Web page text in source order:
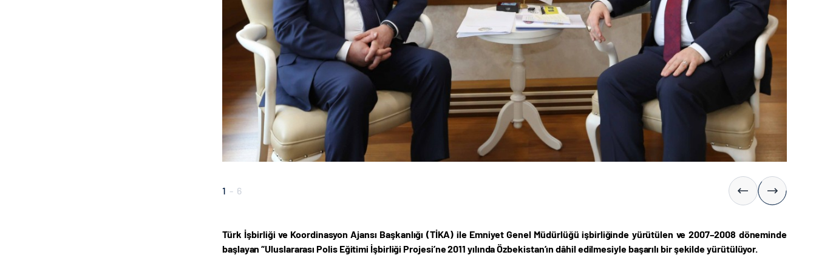
1 - 6
Türk İşbirliği ve Koordinasyon Ajansı Başkanlığı (TİKA) ile Emniyet Genel Müdürlüğü işbirliğinde yürütülen ve 2007–2008 döneminde
başlayan “Uluslararası Polis Eğitimi İşbirliği Projesi’ne 2011 yılında Özbekistan’ın dâhil edilmesiyle başarılı bir şekilde yürütülüyor.